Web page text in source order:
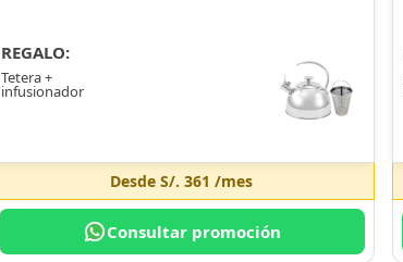
REGALO:
Tetera +
infusionador
DesdeS/. 361 /mes
Consultar promoción